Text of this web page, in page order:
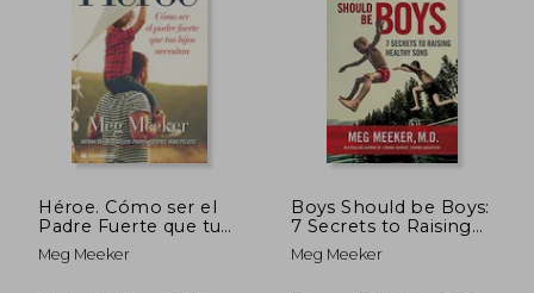
Héroe. Cómo ser el
Padre Fuerte que tus
Hijos Necesitan
Meg Meeker
Boys Should be Boys:
7 Secrets to Raising
Healthy Sons (en
Inglés)
Meg Meeker